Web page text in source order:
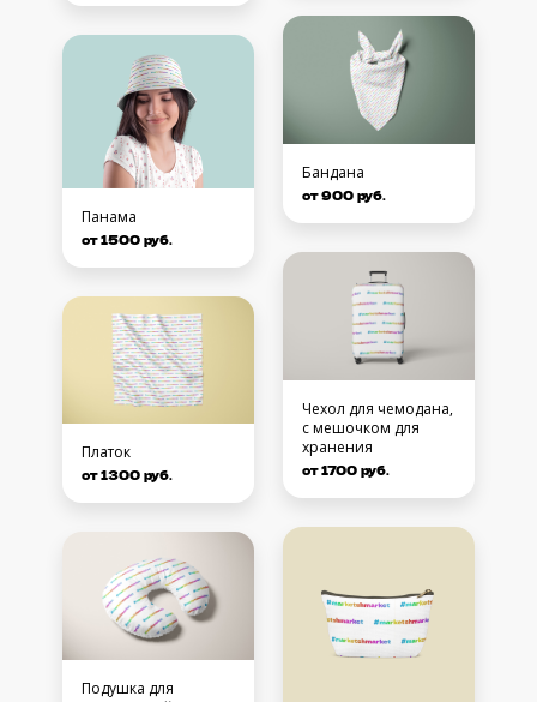
Панама
от 1500 руб.
Платок
от 1300 руб.
Подушка для
Бандана
от 900 руб.
Чехол для чемодана,
с мешочком для
хранения
от 1700 руб.